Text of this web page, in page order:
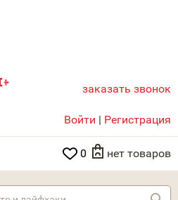
заказать звонок
Войти | Регистрация
0 нет товаров